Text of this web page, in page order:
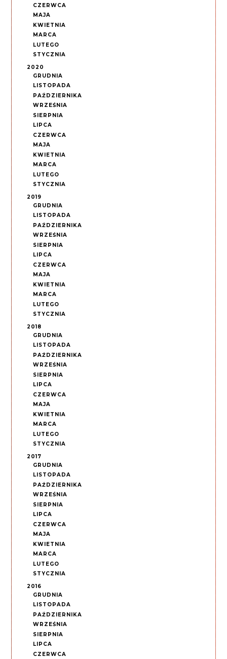
CZERWCA
MAJA
KWIETNIA
MARCA
LUTEGO
STYCZNIA
2020
GRUDNIA
LISTOPADA
PAŹDZIERNIKA
WRZEŚNIA
SIERPNIA
LIPCA
CZERWCA
MAJA
KWIETNIA
MARCA
LUTEGO
STYCZNIA
2019
GRUDNIA
LISTOPADA
PAŹDZIERNIKA
WRZEŚNIA
SIERPNIA
LIPCA
CZERWCA
MAJA
KWIETNIA
MARCA
LUTEGO
STYCZNIA
2018
GRUDNIA
LISTOPADA
PAŹDZIERNIKA
WRZEŚNIA
SIERPNIA
LIPCA
CZERWCA
MAJA
KWIETNIA
MARCA
LUTEGO
STYCZNIA
2017
GRUDNIA
LISTOPADA
PAŹDZIERNIKA
WRZEŚNIA
SIERPNIA
LIPCA
CZERWCA
MAJA
KWIETNIA
MARCA
LUTEGO
STYCZNIA
2016
GRUDNIA
LISTOPADA
PAŹDZIERNIKA
WRZEŚNIA
SIERPNIA
LIPCA
CZERWCA